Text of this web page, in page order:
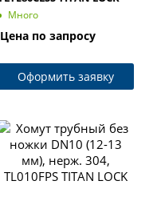
Много
Цена по запросу
Оформить заявку